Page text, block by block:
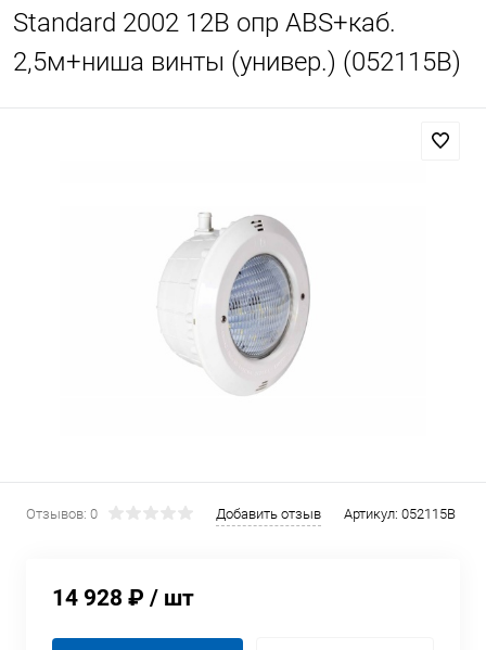
Standard 2002 12В опр ABS+каб.
2,5м+ниша винты (универ.) (052115B)
Отзывов: 0 Добавить отзыв Артикул: 052115B
14 928 ₽ / шт